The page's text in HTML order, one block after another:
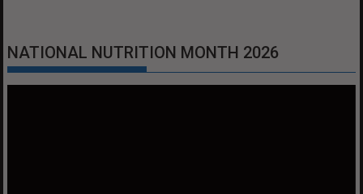
NATIONAL NUTRITION MONTH 2026